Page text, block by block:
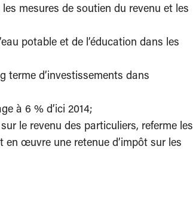
mesures de soutien du revenu et les
potable et de l’éducation dans les
d’investissements dans
à 6 % d’ici 2014;
le revenu des particuliers, referme les
œuvre une retenue d’impôt sur les